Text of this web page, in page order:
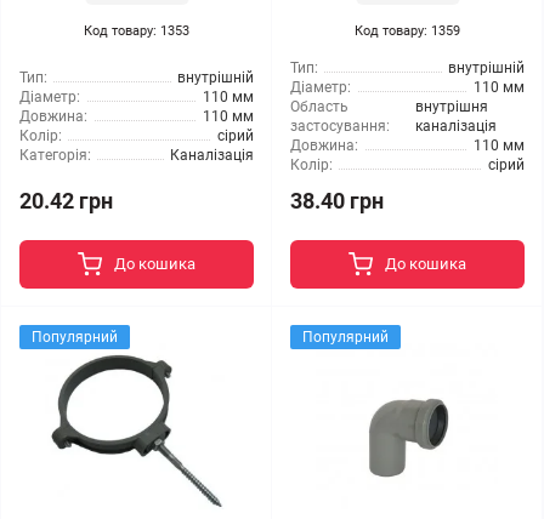
Код товару: 1353
Тип:
внутрішній
Діаметр:
110 мм
Довжина:
110 мм
Колір:
сірий
Категорія:
Каналізація
20.42 грн
До кошика
Код товару: 1359
Тип:
внутрішній
Діаметр:
110 мм
Область
застосування:
внутрішня
каналізація
Довжина:
110 мм
Колір:
сірий
38.40 грн
До кошика
Популярний Популярний